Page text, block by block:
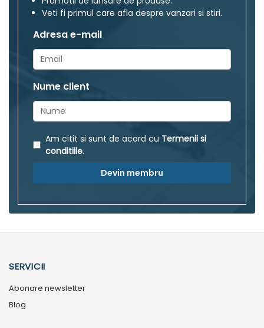
Veti fi primul care afla despre vanzari si stiri.
Adresa e-mail
Nume client
Am citit si sunt de acord cu Termenii si
conditiile.
Devin membru
SERVICII
Abonare newsletter
Blog